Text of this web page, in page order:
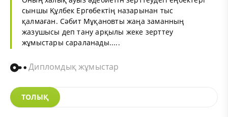
сыншы Құлбек Ергөбектің назарынан тыс
қалмаған. Сәбит Мұқановты жаңа заманның
жазушысы деп тану арқылы жеке зерттеу
жұмыстары сараланады.....
Дипломдық жұмыстар
ТОЛЫҚ